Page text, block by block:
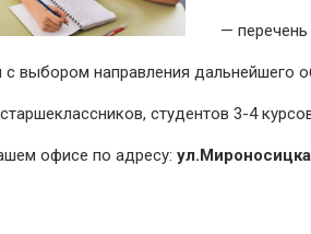
—
выбором направления
студентов 3-4
офисе по адресу: